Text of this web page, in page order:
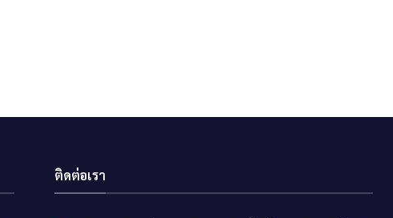
ติดต่อเรา